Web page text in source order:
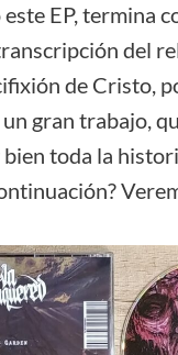
EP, termina
del
de Cristo,
gran trabajo,
toda la